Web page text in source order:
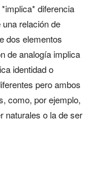
diferencia
relación de
dos elementos
de analogía implica
identidad o
pero ambos
como, por ejemplo,
naturales o la de ser